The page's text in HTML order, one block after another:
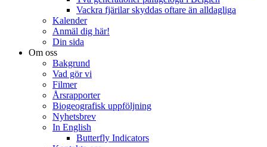
Vackra fjärilar skyddas oftare än alldagliga
Kalender
Anmäl dig här!
Din sida
Om oss
Bakgrund
Vad gör vi
Filmer
Årsrapporter
Biogeografisk uppföljning
Nyhetsbrev
In English
Butterfly Indicators